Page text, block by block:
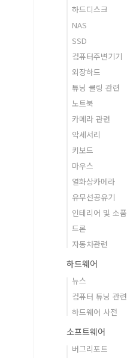
하드디스크
NAS
SSD
컴퓨터주변기기
외장하드
튜닝 쿨링 관련
노트북
카메라 관련
악세서리
키보드
마우스
열화상카메라
유무선공유기
인테리어 및 소품
드론
자동차관련
하드웨어
뉴스
컴퓨터 튜닝 관련
하드웨어 사전
소프트웨어
버그리포트